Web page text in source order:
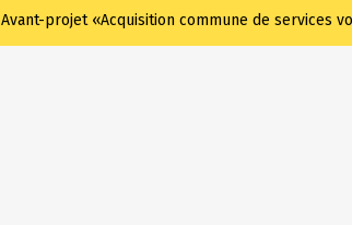
Avant-projet «Acquisition commune de services vocaux»